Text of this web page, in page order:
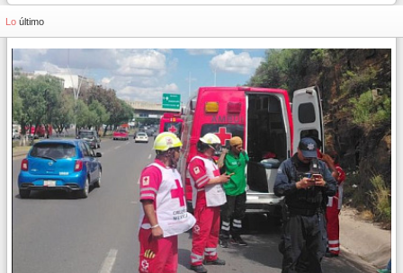
Lo último